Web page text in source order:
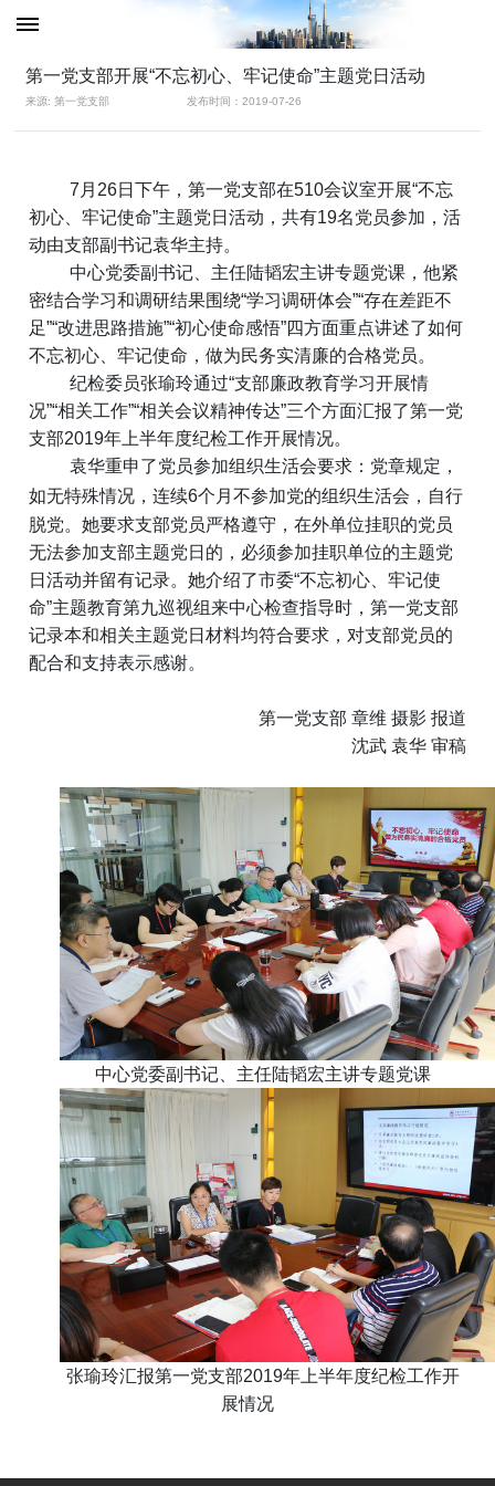
第一党支部开展“不忘初心、牢记使命”主题党日活动
来源: 第一党支部 发布时间：2019-07-26
7月26日下午，第一党支部在510会议室开展“不忘
初心、牢记使命”主题党日活动，共有19名党员参加，活
动由支部副书记袁华主持。
中心党委副书记、主任陆韬宏主讲专题党课，他紧
密结合学习和调研结果围绕“学习调研体会”“存在差距不
足”“改进思路措施”“初心使命感悟”四方面重点讲述了如何
不忘初心、牢记使命，做为民务实清廉的合格党员。
纪检委员张瑜玲通过“支部廉政教育学习开展情
况”“相关工作”“相关会议精神传达”三个方面汇报了第一党
支部2019年上半年度纪检工作开展情况。
袁华重申了党员参加组织生活会要求：党章规定，
如无特殊情况，连续6个月不参加党的组织生活会，自行
脱党。她要求支部党员严格遵守，在外单位挂职的党员
无法参加支部主题党日的，必须参加挂职单位的主题党
日活动并留有记录。她介绍了市委“不忘初心、牢记使
命”主题教育第九巡视组来中心检查指导时，第一党支部
记录本和相关主题党日材料均符合要求，对支部党员的
配合和支持表示感谢。
第一党支部 章维 摄影 报道
沈武 袁华 审稿
中心党委副书记、主任陆韬宏主讲专题党课
张瑜玲汇报第一党支部2019年上半年度纪检工作开
展情况